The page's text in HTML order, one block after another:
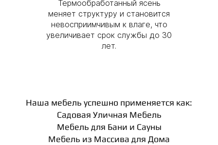
Термообработанный ясень
меняет структуру и становится
невосприимчивым к влаге, что
увеличивает срок службы до 30
лет.
Наша мебель успешно применяется как:
Садовая Уличная Мебель
Мебель для Бани и Сауны
Мебель из Массива для Дома